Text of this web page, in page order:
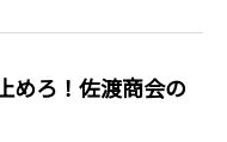
めろ！佐渡商会の